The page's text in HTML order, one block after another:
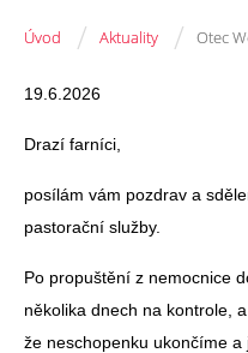
Úvod / Aktuality / Otec
19.6.2026
Drazí farníci,
posílám vám pozdrav a
pastorační služby.
Po propuštění z nemocnice
několika dnech na kontrole,
že neschopenku ukončíme